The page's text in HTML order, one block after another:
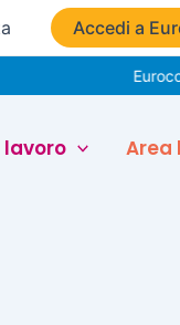
Accedi a
lavoro Area